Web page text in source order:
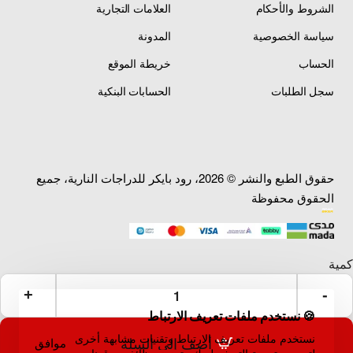
🍪 نستخدم ملفات تعريف الارتباط
نستخدم ملفات تعريف الارتباط وتقنيات مشابهة أخرى
موافق أضف إلى السلة
2009 ياماها YZF R1 998
الشروط والأحكام
سياسة الخصوصية
الحساب
سجل الطلبات
العلامات التجارية
المدونة
خريطة الموقع
الحسابات البنكية
حقوق الطبع والنشر © 2026، رود بايكر للدراجات النارية، جميع
الحقوق محفوظة